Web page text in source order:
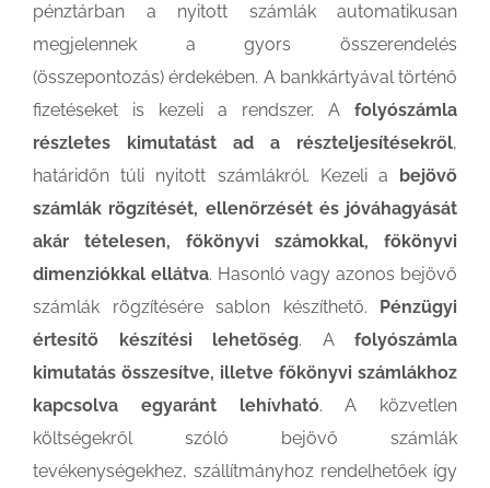
pénztárban a nyitott számlák automatikusan
megjelennek a gyors összerendelés
(összepontozás) érdekében. A bankkártyával történő
fizetéseket is kezeli a rendszer. A folyószámla
részletes kimutatást ad a részteljesítésekről,
határidőn túli nyitott számlákról. Kezeli a bejövő
számlák rögzítését, ellenőrzését és jóváhagyását
akár tételesen, főkönyvi számokkal, főkönyvi
dimenziókkal ellátva. Hasonló vagy azonos bejövő
számlák rögzítésére sablon készíthető. Pénzügyi
értesítő készítési lehetőség. A folyószámla
kimutatás összesítve, illetve főkönyvi számlákhoz
kapcsolva egyaránt lehívható. A közvetlen
költségekről szóló bejövő számlák
tevékenységekhez, szállítmányhoz rendelhetőek így